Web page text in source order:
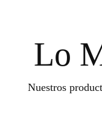
Lo
Nuestros